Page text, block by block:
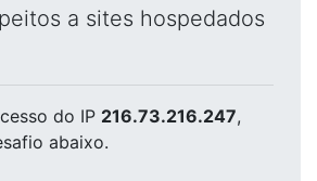
a sites hospedados
do IP 216.73.216.247,
abaixo.